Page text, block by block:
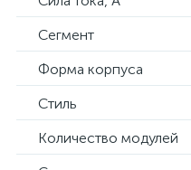
Сегмент
Форма корпуса
Стиль
Количество модулей